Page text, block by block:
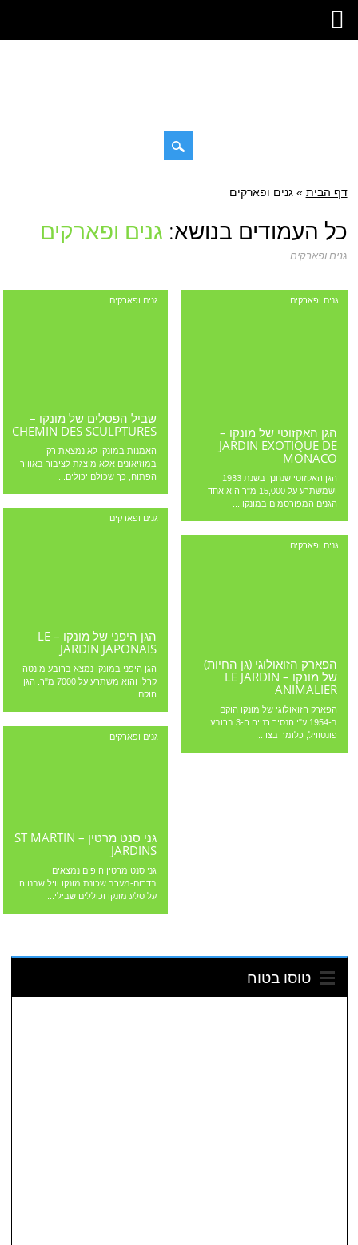
תפריט ראשי
דילוג
דף הבית »גנים ופארקים
כל העמודים בנושא: גנים ופארקים
גנים ופארקים
גנים ופארקים
שביל הפסלים של מונקו –
CHEMIN DES SCULPTURES
האמנות במונקו לא נמצאת רק
במוזיאונים אלא מוצגת לציבור באוויר
הפתוח, כך שכולם יכולים...
גנים ופארקים
הגן האקזוטי של מונקו –
JARDIN EXOTIQUE DE
MONACO
הגן האקזוטי שנחנך בשנת 1933
ושמשתרע על 15,000 מ"ר הוא אחד
הגנים המפורסמים במונקו....
גנים ופארקים
הגן היפני של מונקו – LE
JARDIN JAPONAIS
הגן היפני במונקו נמצא ברובע מונטה
קרלו והוא משתרע על 7000 מ"ר. הגן
הוקם...
גנים ופארקים
הפארק הזואולוגי (גן החיות)
של מונקו – LE JARDIN
ANIMALIER
הפארק הזואולוגי של מונקו הוקם
ב-1954 ע"י הנסיך רנייה ה-3 ברובע
פונטוויל, כלומר בצד...
גנים ופארקים
גני סנט מרטין – ST MARTIN
JARDINS
גני סנט מרטין היפים נמצאים
בדרום-מערב שכונת מונקו וויל שבנויה
על סלע מונקו וכוללים שבילי...
טוסו בטוח